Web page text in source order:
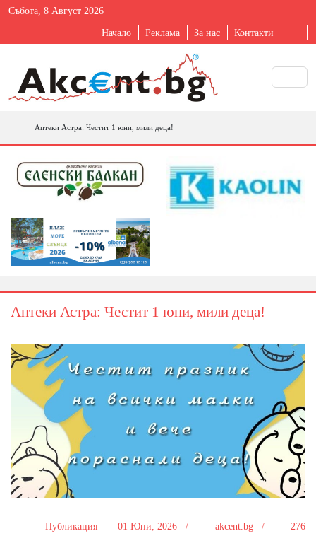
Събота, 8 Август 2026
Начало Реклама За нас Контакти
Аптеки Астра: Честит 1 юни, мили деца!
Аптеки Астра: Честит 1 юни, мили деца!
Публикация 01 Юни, 2026 / akcent.bg / 276